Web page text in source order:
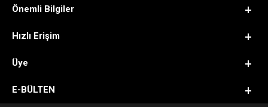
Önemli Bilgiler
Hızlı Erişim
Üye
E-BÜLTEN